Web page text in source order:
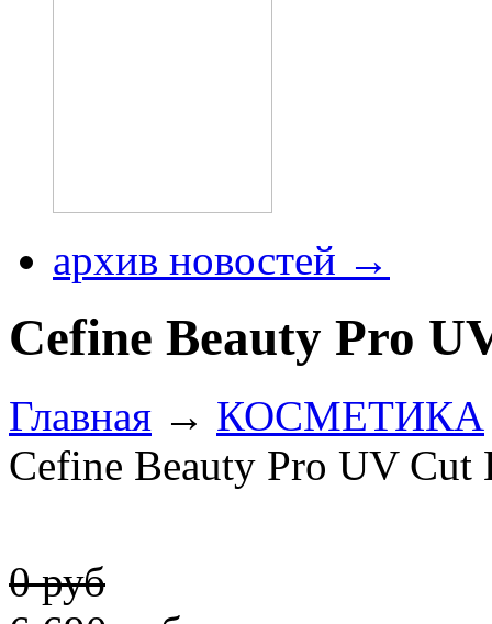
архив новостей →
Cefine Beauty Pro
Главная → КОСМЕТИКА
Cefine Beauty Pro UV Cut
0 руб